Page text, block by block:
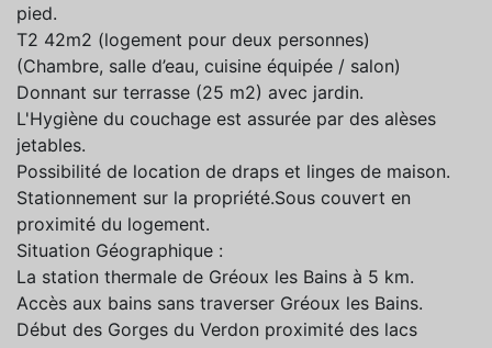
pied.
T2 42m2 (logement pour deux personnes)
(Chambre, salle d’eau, cuisine équipée / salon)
Donnant sur terrasse (25 m2) avec jardin.
L'Hygiène du couchage est assurée par des alèses
jetables.
Possibilité de location de draps et linges de maison.
Stationnement sur la propriété.Sous couvert en
proximité du logement.
Situation Géographique :
La station thermale de Gréoux les Bains à 5 km.
Accès aux bains sans traverser Gréoux les Bains.
Début des Gorges du Verdon proximité des lacs